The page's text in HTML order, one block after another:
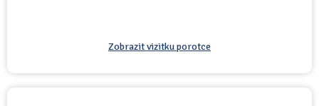
Zobrazit vizitku porotce